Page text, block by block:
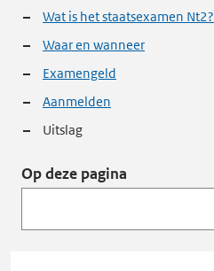
Wat is het staatsexamen Nt2?
Waar en wanneer
Examengeld
Aanmelden
Uitslag
Op deze pagina